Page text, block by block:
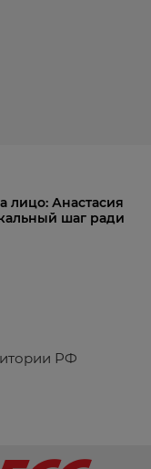
лицо: Анастасия
шаг ради
РФ